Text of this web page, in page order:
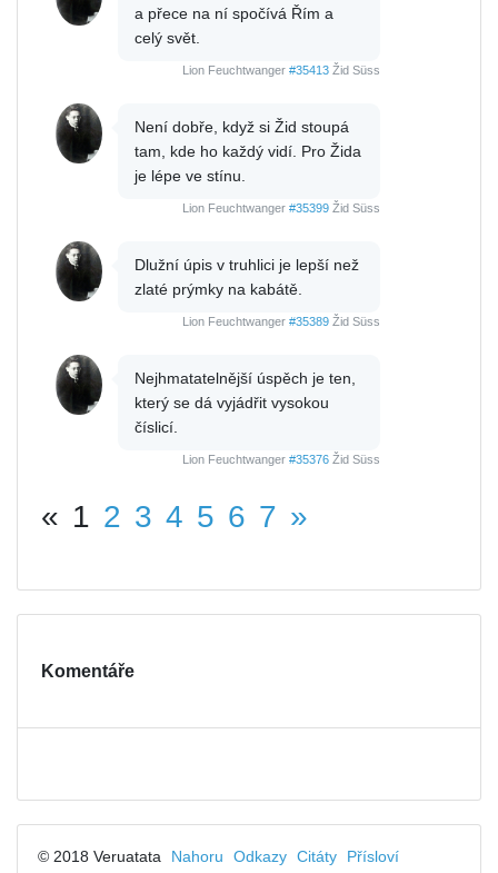
a přece na ní spočívá Řím a
celý svět.
Lion Feuchtwanger #35413 Žid Süss
Není dobře, když si Žid stoupá
tam, kde ho každý vidí. Pro Žida
je lépe ve stínu.
Lion Feuchtwanger #35399 Žid Süss
Dlužní úpis v truhlici je lepší než
zlaté prýmky na kabátě.
Lion Feuchtwanger #35389 Žid Süss
Nejhmatatelnější úspěch je ten,
který se dá vyjádřit vysokou
číslicí.
Lion Feuchtwanger #35376 Žid Süss
« 1 2 3 4 5 6 7 »
Komentáře
© 2018 Veruatata Nahoru Odkazy Citáty
Přísloví